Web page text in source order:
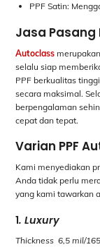
PPF Satin:
Jasa Pasang
Autoclass
selalu siap
PPF berkualitas
secara maksimal.
berpengalaman
cepat dan tepat.
Varian PPF
Kami menyediakan
Anda tidak perlu
yang kami tawarkan
1. Luxury
Thickness 6,5 mil/